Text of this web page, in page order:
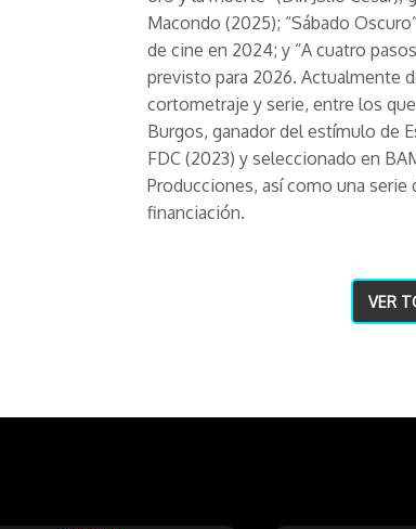
Macondo (2025); “Sábado
de cine en 2024; y “A cuatro
previsto para 2026. Actualmente
cortometraje y serie, entre los
Burgos, ganador del estímulo de
FDC (2023) y seleccionado en
Producciones, así como una
financiación.
VER